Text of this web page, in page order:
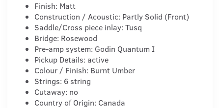
Finish: Matt
Construction / Acoustic: Partly Solid (Front)
Saddle/Cross piece inlay: Tusq
Bridge: Rosewood
Pre-amp system: Godin Quantum I
Pickup Details: active
Colour / Finish: Burnt Umber
Strings: 6 string
Cutaway: no
Country of Origin: Canada